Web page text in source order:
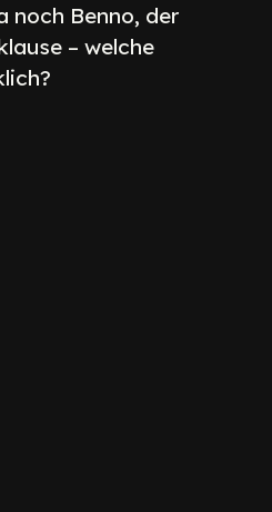
noch Benno, der
– welche